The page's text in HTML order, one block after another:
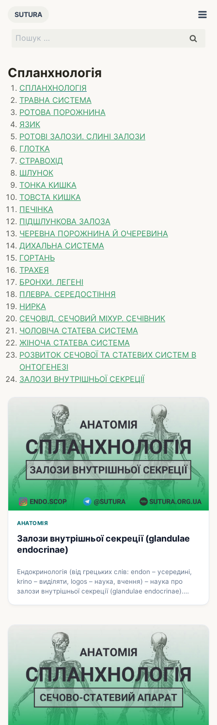
SUTURA
Пошук:
Спланхнологія
СПЛАНХНОЛОГІЯ
ТРАВНА СИСТЕМА
РОТОВА ПОРОЖНИНА
ЯЗИК
РОТОВІ ЗАЛОЗИ. СЛИНІ ЗАЛОЗИ
ГЛОТКА
СТРАВОХІД
ШЛУНОК
ТОНКА КИШКА
ТОВСТА КИШКА
ПЕЧІНКА
ПІДШЛУНКОВА ЗАЛОЗА
ЧЕРЕВНА ПОРОЖНИНА Й ОЧЕРЕВИНА
ДИХАЛЬНА СИСТЕМА
ГОРТАНЬ
ТРАХЕЯ
БРОНХИ. ЛЕГЕНІ
ПЛЕВРА. СЕРЕДОСТІННЯ
НИРКА
СЕЧОВІД. СЕЧОВИЙ МІХУР. СЕЧІВНИК
ЧОЛОВІЧА СТАТЕВА СИСТЕМА
ЖІНОЧА СТАТЕВА СИСТЕМА
РОЗВИТОК СЕЧОВОЇ ТА СТАТЕВИХ СИСТЕМ В
ОНТОГЕНЕЗІ
ЗАЛОЗИ ВНУТРІШНЬОЇ СЕКРЕЦІЇ
АНАТОМІЯ
Залози внутрішньої секреції (glandulae
endocrinae)
Ендокринологія (від грецьких слів: endon – усередині,
krino – виділяти, logos – наука, вчення) – наука про
залози внутрішньої секреції (glandulae endocrinae).
гормони (від грецького hormao – спонукати,
збуджувати), чи …
Докладніше